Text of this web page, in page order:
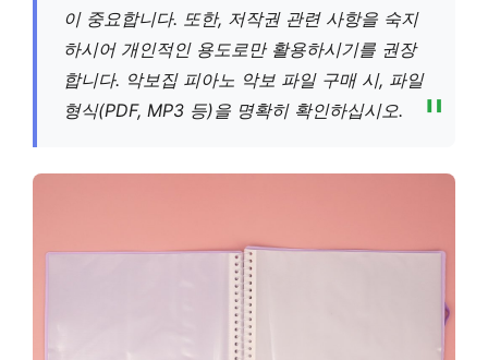
이 중요합니다. 또한, 저작권 관련 사항을 숙지
하시어 개인적인 용도로만 활용하시기를 권장
합니다. 악보집 피아노 악보 파일 구매 시, 파일
형식(PDF, MP3 등)을 명확히 확인하십시오.